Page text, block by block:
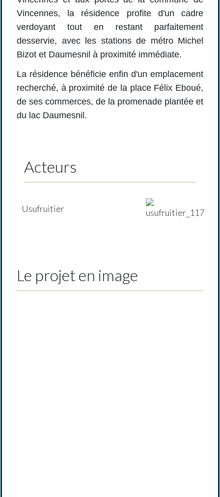
Vincennes, la résidence profite d'un cadre
verdoyant tout en restant parfaitement
desservie, avec les stations de métro Michel
Bizot et Daumesnil à proximité immédiate.
La résidence bénéficie enfin d'un emplacement
recherché, à proximité de la place Félix Eboué,
de ses commerces, de la promenade plantée et
du lac Daumesnil.
Acteurs
Usufruitier
Le projet en image